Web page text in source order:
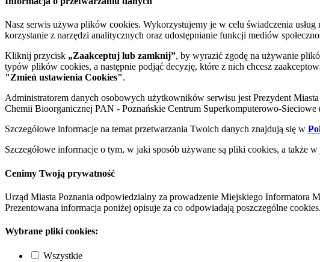
Nasz serwis używa plików cookies. Wykorzystujemy je w celu świadczenia
korzystanie z narzędzi analitycznych oraz udostępnianie funkcji mediów
Kliknij przycisk „Zaakceptuj lub zamknij”, by wyrazić zgodę na używanie
typów plików cookies, a następnie podjąć decyzję, które z nich chcesz
"Zmień ustawienia Cookies".
Administratorem danych osobowych użytkowników serwisu jest Prezydent
Chemii Bioorganicznej PAN - Poznańskie Centrum Superkomputerowo-
Szczegółowe informacje na temat przetwarzania Twoich danych znajdują się w
Szczegółowe informacje o tym, w jaki sposób używane są pliki cookies, a także
Cenimy Twoją prywatność
Urząd Miasta Poznania odpowiedzialny za prowadzenie Miejskiego Informatora
Prezentowana informacja poniżej opisuje za co odpowiadają poszczególne
Wybrane pliki cookies:
Wszystkie